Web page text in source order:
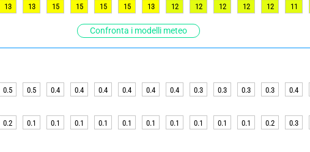
Confronta i modelli meteo
13 13 15 15 15 15 13 12 12 12 12 12 11
0.5 0.5 0.4 0.4 0.4 0.4 0.4 0.4 0.3 0.3 0.3 0.3 0.4
0.2 0.1 0.1 0.1 0.1 0.1 0.1 0.1 0.1 0.1 0.1 0.2 0.3